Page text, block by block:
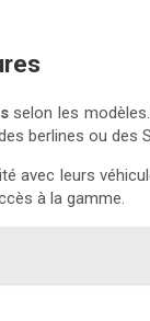
selon les
berlines ou des
avec leurs
à la gamme.